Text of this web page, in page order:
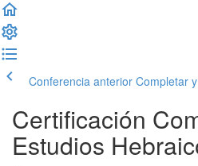
Conferencia anterior Completar
Certificación
Estudios